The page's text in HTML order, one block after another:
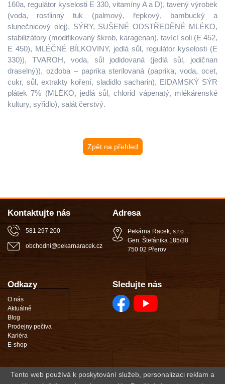
160a, regulátor kyselosti E 330, vitamíny A a D), tavený výrobek
(voda, rostlinný tuk (palmový, řepkový, bambucký a
slunečnicový olej), SÝRY, SUŠENÉ ODSTŘEDĚNÉ MLÉKO,
stabilizátory (modifikovaný škrob, karagenan), tavící soli (E 452,
E 450), MLÉČNÉ BÍLKOVINY, jedlá sůl, regulátor kyselosti (E
330)), TVAROH, voda, sůl jodidovaná (jedlá sůl, jodičnan
draselný)), ozdoba – paprika sterilovaná (paprika, voda, ocet,
cukr, sůl, extrakty koření, sladidlo sacharin), EIDAMSKÝ SÝR
plátek 7% (MLÉKO, jedlá sůl, chlorid vápenatý, mlékárenské
kultury, syřidlo), salát čerstvý.
Zpět na přehled
Kontaktujte nás
581 297 200
obchodni@pekarnaracek cz
Adresa
Pekárna Racek, s.r.o
Gen. Štefánika 185/38
750 02 Přerov
Odkazy
O nás
Aktuálně
Blog
Prodejny pečiva
Kariéra
E-shop
Sledujte nás
Internetové stránky Pekárny Racek, s.r.o. Gen. Štefánika 185/38, 750 02 Přerov I - Město
Tento web používá k poskytování služeb, personalizaci reklam a